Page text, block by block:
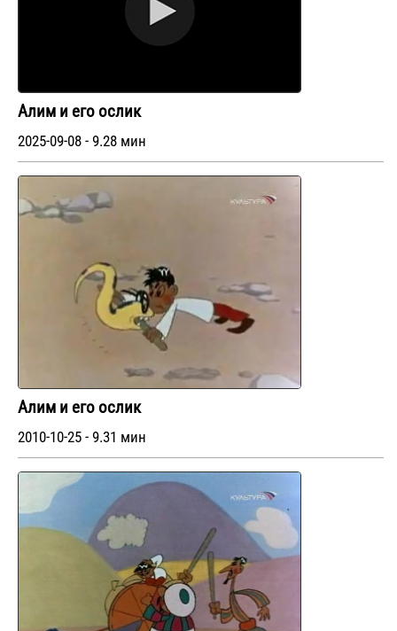
Алим и его ослик
2025-09-08 - 9.28 мин
Алим и его ослик
2010-10-25 - 9.31 мин